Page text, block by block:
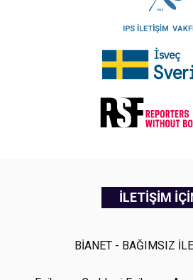
İLETİŞİM
BİANET - BAĞIMSIZ